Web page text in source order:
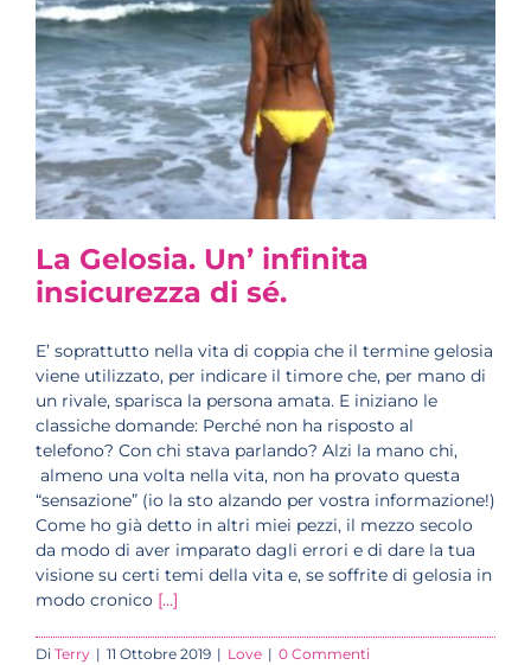
La Gelosia. Un’ infinita
insicurezza di sé.
E’ soprattutto nella vita di coppia che il termine gelosia
viene utilizzato, per indicare il timore che, per mano di
un rivale, sparisca la persona amata. E iniziano le
classiche domande: Perché non ha risposto al
telefono? Con chi stava parlando? Alzi la mano chi,
almeno una volta nella vita, non ha provato questa
“sensazione” (io la sto alzando per vostra informazione!)
Come ho già detto in altri miei pezzi, il mezzo secolo
da modo di aver imparato dagli errori e di dare la tua
visione su certi temi della vita e, se soffrite di gelosia in
modo cronico [...]
Di Terry | 11 Ottobre 2019 | Love | 0 Commenti